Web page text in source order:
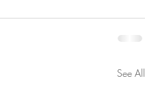
See All